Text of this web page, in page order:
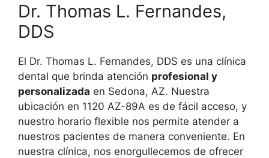
Dr. Thomas L. Fernandes,
DDS
El Dr. Thomas L. Fernandes, DDS es una clínica
dental que brinda atención profesional y
personalizada en Sedona, AZ. Nuestra
ubicación en 1120 AZ-89A es de fácil acceso, y
nuestro horario flexible nos permite atender a
nuestros pacientes de manera conveniente. En
nuestra clínica, nos enorgullecemos de ofrecer